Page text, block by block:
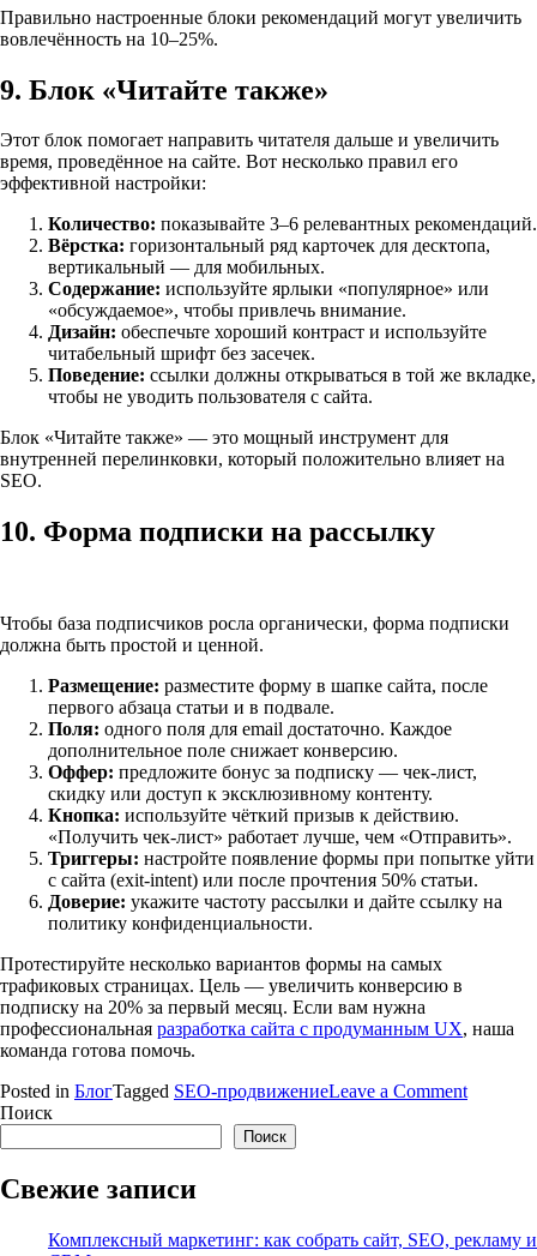
Правильно настроенные блоки рекомендаций могут увеличить
вовлечённость на 10–25%.
9. Блок «Читайте также»
Этот блок помогает направить читателя дальше и увеличить
время, проведённое на сайте. Вот несколько правил его
эффективной настройки:
Количество: показывайте 3–6 релевантных рекомендаций.
Вёрстка: горизонтальный ряд карточек для десктопа,
вертикальный — для мобильных.
Содержание: используйте ярлыки «популярное» или
«обсуждаемое», чтобы привлечь внимание.
Дизайн: обеспечьте хороший контраст и используйте
читабельный шрифт без засечек.
Поведение: ссылки должны открываться в той же вкладке,
чтобы не уводить пользователя с сайта.
Блок «Читайте также» — это мощный инструмент для
внутренней перелинковки, который положительно влияет на
SEO.
10. Форма подписки на рассылку
Чтобы база подписчиков росла органически, форма подписки
должна быть простой и ценной.
Размещение: разместите форму в шапке сайта, после
первого абзаца статьи и в подвале.
Поля: одного поля для email достаточно. Каждое
дополнительное поле снижает конверсию.
Оффер: предложите бонус за подписку — чек-лист,
скидку или доступ к эксклюзивному контенту.
Кнопка: используйте чёткий призыв к действию.
«Получить чек-лист» работает лучше, чем «Отправить».
Триггеры: настройте появление формы при попытке уйти
с сайта (exit-intent) или после прочтения 50% статьи.
Доверие: укажите частоту рассылки и дайте ссылку на
политику конфиденциальности.
Протестируйте несколько вариантов формы на самых
трафиковых страницах. Цель — увеличить конверсию в
подписку на 20% за первый месяц. Если вам нужна
профессиональная разработка сайта с продуманным UX, наша
команда готова помочь.
Posted in БлогTagged SEO-продвижениеLeave a Commenton
Поиск
Поиск
Свежие записи
Комплексный маркетинг: как собрать сайт, SEO, рекламу и